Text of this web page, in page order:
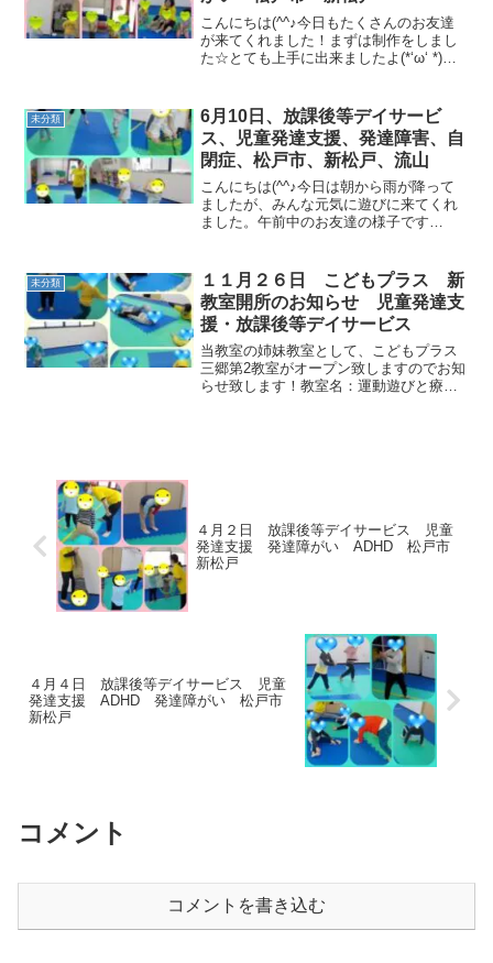
こんにちは(^^♪今日もたくさんのお友達
が来てくれました！まずは制作をしまし
た☆とても上手に出来ましたよ(*‘ω‘ *)絵
を伸ばしたりしました。次は、倒立をし
ました(^...
未分類
6月10日、放課後等デイサービ
ス、児童発達支援、発達障害、自
閉症、松戸市、新松戸、流山
こんにちは(^^♪今日は朝から雨が降って
ましたが、みんな元気に遊びに来てくれ
ました。午前中のお友達の様子です
ド、みんな元気に参加してました。サー
キットでは、一本橋...
未分類
１１月２６日 こどもプラス 新
教室開所のお知らせ 児童発達支
援・放課後等デイサービス
当教室の姉妹教室として、こどもプラス
三郷第2教室がオープン致しますのでお知
らせ致します！教室名：運動遊びと療育
４月２日 放課後等デイサービス 児童
発達支援 発達障がい ADHD 松戸市
新松戸
４月４日 放課後等デイサービス 児童
発達支援 ADHD 発達障がい 松戸市
新松戸
コメント
コメントを書き込む